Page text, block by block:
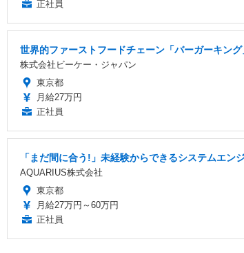
正社員
世界的ファーストフードチェーン「バーガーキン
株式会社ビーケー・ジャパン
東京都
月給27万円
正社員
「まだ間に合う!」未経験からできるシステムエン
AQUARIUS株式会社
東京都
月給27万円～60万円
正社員